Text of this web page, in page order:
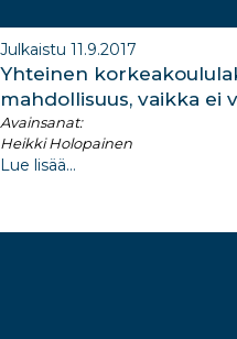
Julkaistu 11.9.2017
Yhteinen
mahdollisuus, vaikka ei
Avainsanat:
Heikki Holopainen
Lue lisää...